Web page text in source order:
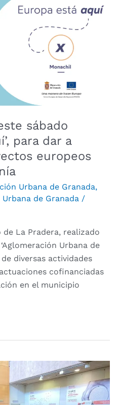
sábado
para dar a
europeos
Urbana de Granada,
de Granada /
La Pradera, realizado
Urbana de
de diversas actividades
cofinanciadas
en el municipio